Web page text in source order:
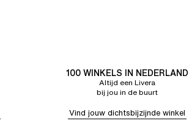
100 WINKELS IN NEDERLAND
Altijd een Livera
bij jou in de buurt
Vind jouw dichtsbijzijnde winkel